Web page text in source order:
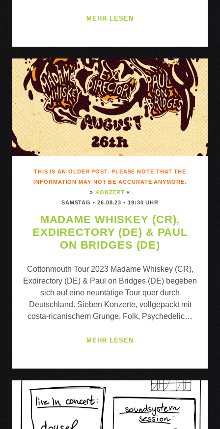
MEHR LESEN
CHINA)
&
MOON
JUNIOR
(KÖLN)
THIS IS AN OLDER POST. PLEASE NOTE THAT THE
INFORMATION MAY NOT BE ACCURATE ANYMORE.
» KONZERT «
SAMSTAG • 26.08.23 • 19:30 UHR
MADAME WHISKEY (CR),
EXDIRECTORY (DE) & PAUL
ON BRIDGES (DE)
Cottonmouth Tour 2023 Madame Whiskey (CR),
Exdirectory (DE) & Paul on Bridges (DE) begeben
sich auf eine neuntätige Tour quer durch
Deutschland. Sieben Konzerte, vollgepackt mit
costa-ricanischem Grunge, Folk, Psychedelic…
MEHR LESEN
&
PAUL
ON